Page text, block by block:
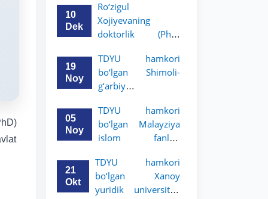
imkoniyat!
10
Dek
Ro‘zigul
Xojiyevaning
doktorlik (PhD)
himoyasi bo‘lib
o‘tadi
19
Noy
TDYU hamkori
bo‘lgan Shimoli-
g‘arbiy
huquq universiteti
2-3-kurs talabalari
uchun akademik
e’lon qildi
05
Noy
TDYU hamkori
bo‘lgan Malayziya
islom fanlari
kurs talabalari
uchun akademik
mobillik dasturini
21
Okt
TDYU hamkori
bo‘lgan Xanoy
yuridik universiteti